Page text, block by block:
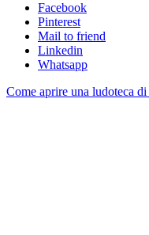
Facebook
Pinterest
Mail to friend
Linkedin
Whatsapp
Come aprire una ludoteca di